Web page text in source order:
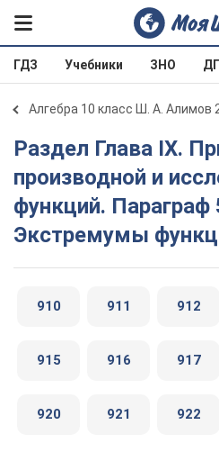
ГДЗ Учебники ЗНО
Алгебра 10 класс Ш. А. Алимов
Раздел Глава IX. Применение
производной и
функций. Параграф
Экстремумы
910 911 912
915 916 917
920 921 922